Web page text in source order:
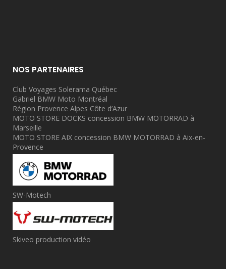
NOS PARTENAIRES
Club Voyages Solerama Québec
Gabriel BMW Moto Montréal
Région Provence Alpes Côte d’Azur
MOTO STORE DOCKS concession BMW MOTORRAD à
Marseille
MOTO STORE AIX concession BMW MOTORRAD à Aix-en-
Provence
SW-Motech
Skiveo production vidéo